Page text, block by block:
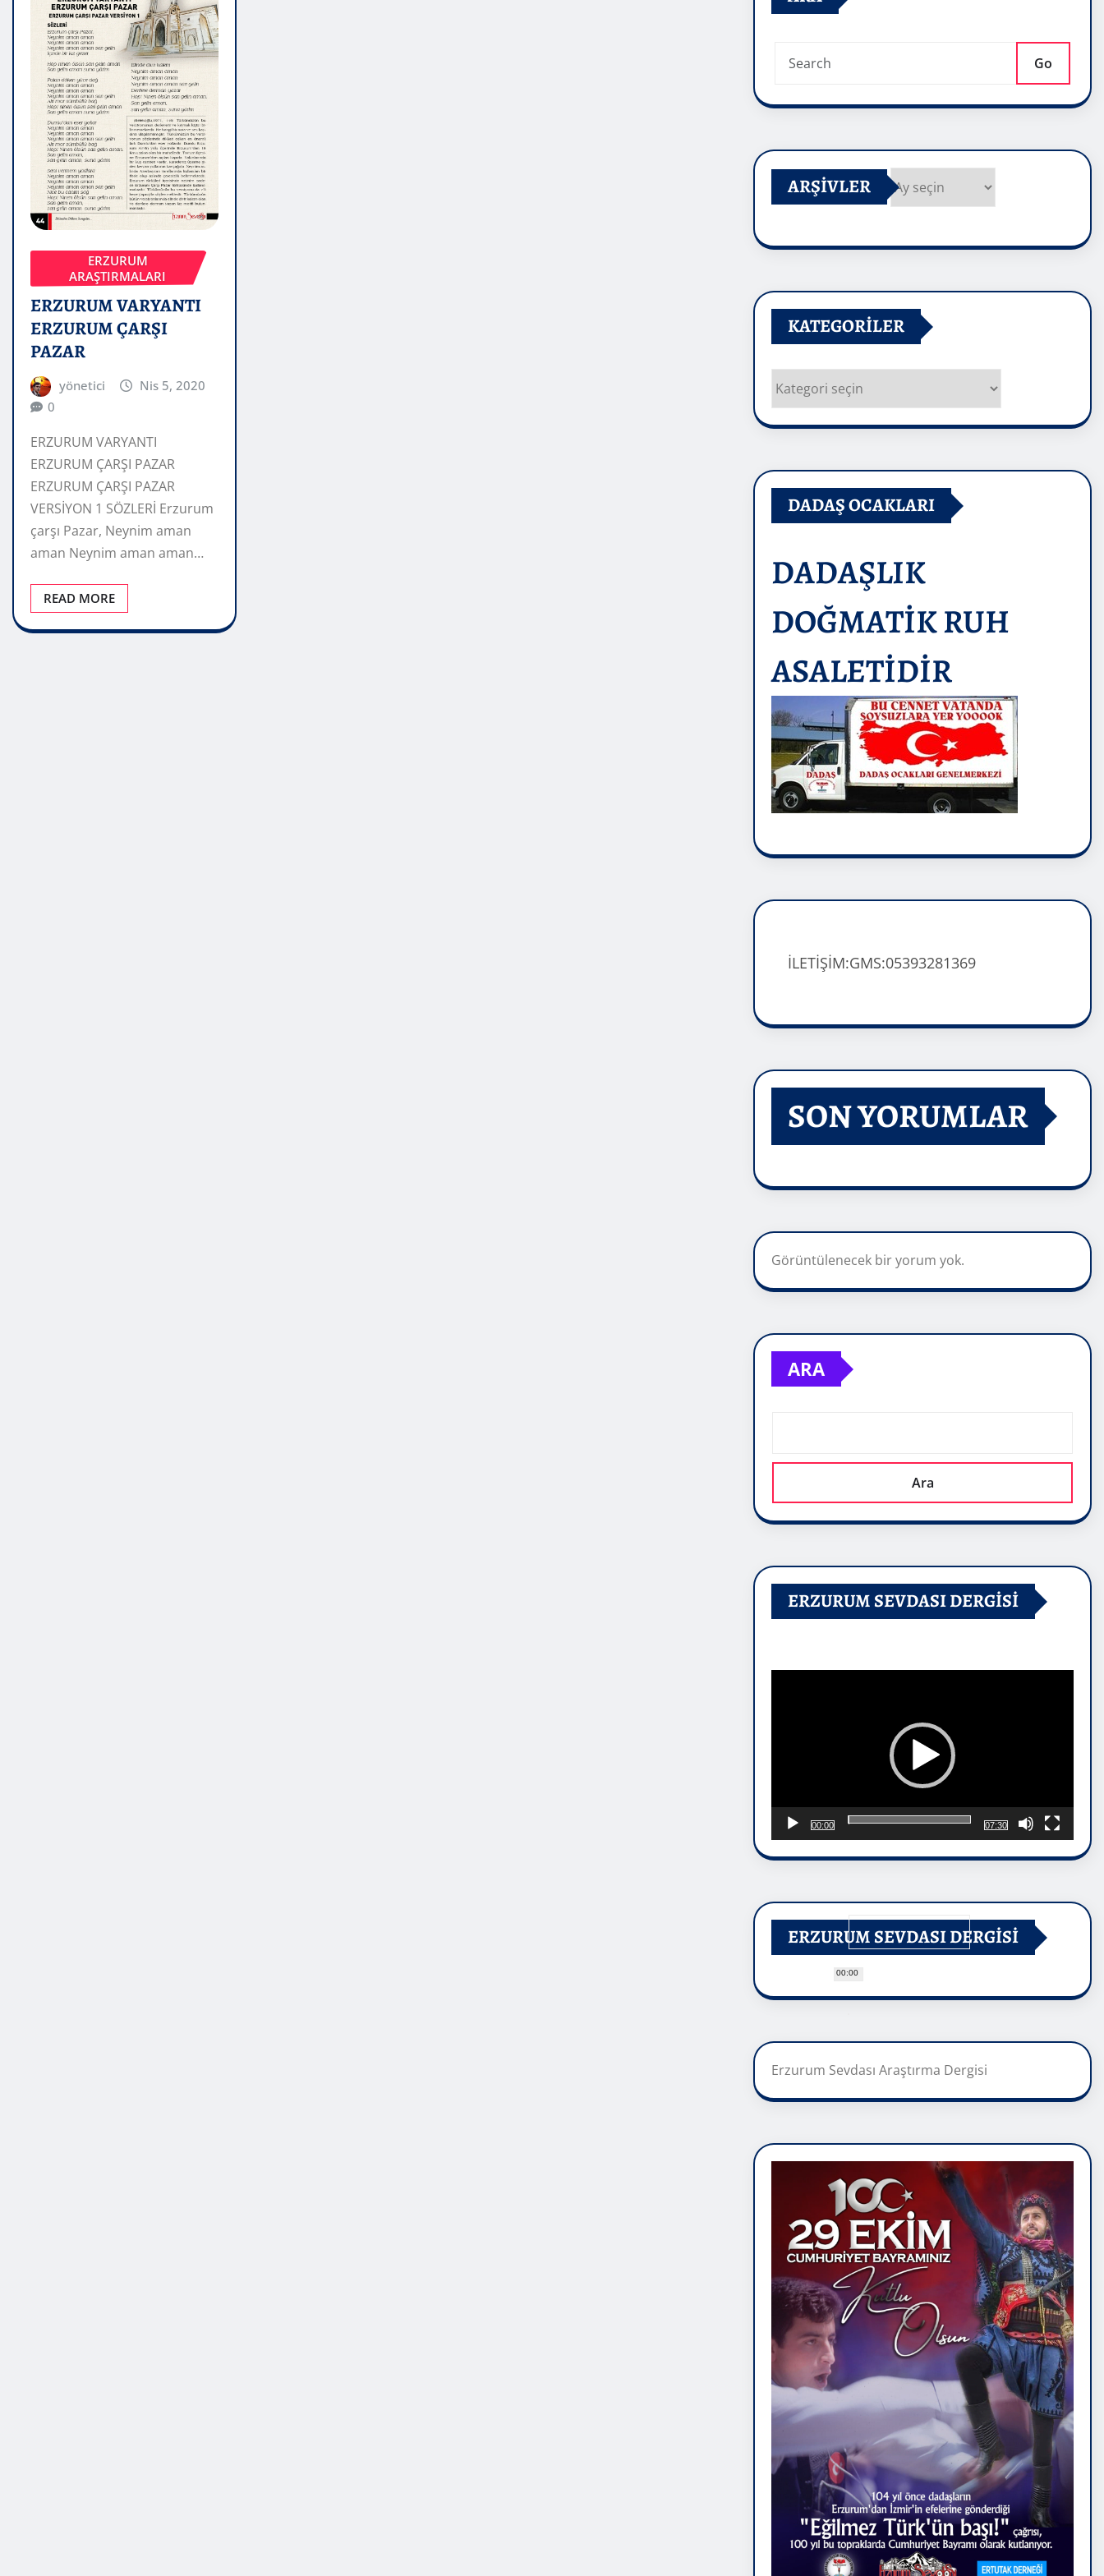
ERZURUM
ARAŞTIRMALARI
ERZURUM VARYANTI
ERZURUM ÇARŞI
PAZAR
yönetici
Nis 5, 2020
0
ERZURUM VARYANTI
ERZURUM ÇARŞI PAZAR
ERZURUM ÇARŞI PAZAR
VERSİYON 1 SÖZLERİ Erzurum
çarşı Pazar, Neynim aman
aman Neynim aman aman…
READ MORE
Go
ARŞIVLER
KATEGORILER
Kategoriler
DADAŞ OCAKLARI
DADAŞLIK
DOĞMATİK RUH
ASALETİDİR
İLETİŞİM:GMS:05393281369
SON YORUMLAR
Görüntülenecek bir yorum yok.
ARA
Ara
ERZURUM SEVDASI DERGİSİ
00:00
00:00
07:30
ERZURUM SEVDASI DERGİSİ
Erzurum Sevdası Araştırma Dergisi